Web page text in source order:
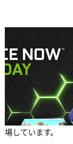
Share
4月も、GeForce
場しています。